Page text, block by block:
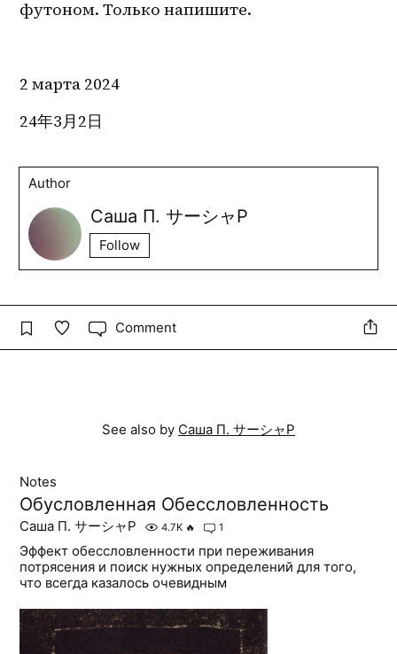
футоном. Только напишите.
2 марта 2024
24年3月2日
Author
Саша П. サーシャP
Follow
Comment
See also by Саша П. サーシャP
Notes
Обусловленная Обессловленность
Саша П. サーシャP 4.7K 🔥 1
Эффект обессловленности при переживания
потрясения и поиск нужных определений для того,
что всегда казалось очевидным